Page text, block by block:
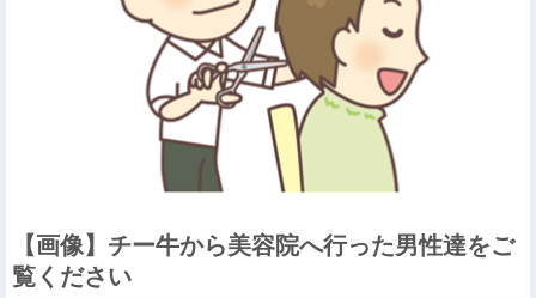
【画像】チー牛から美容院へ行った男性達をご
覧ください